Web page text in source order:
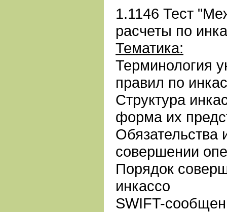
1.1146 Тест
расчеты по
Тематика:
Терминология
правил по
Структура
форма их
Обязательства
совершении
Порядок
инкассо
SWIFT-